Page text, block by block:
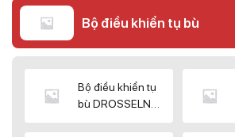
Bộ điều khiển tụ bù
Bộ điều khiển tụ
bù DROSSELN